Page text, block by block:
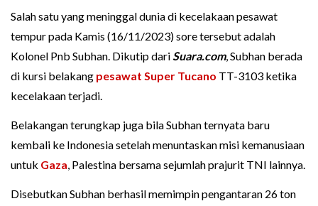
Salah satu yang meninggal dunia di kecelakaan pesawat
tempur pada Kamis (16/11/2023) sore tersebut adalah
Kolonel Pnb Subhan. Dikutip dariSuara.com, Subhan berada
di kursi belakang pesawat Super Tucano TT-3103 ketika
kecelakaan terjadi.
Belakangan terungkap juga bila Subhan ternyata baru
kembali ke Indonesia setelah menuntaskan misi kemanusiaan
untuk Gaza, Palestina bersama sejumlah prajurit TNI lainnya.
Disebutkan Subhan berhasil memimpin pengantaran 26 ton